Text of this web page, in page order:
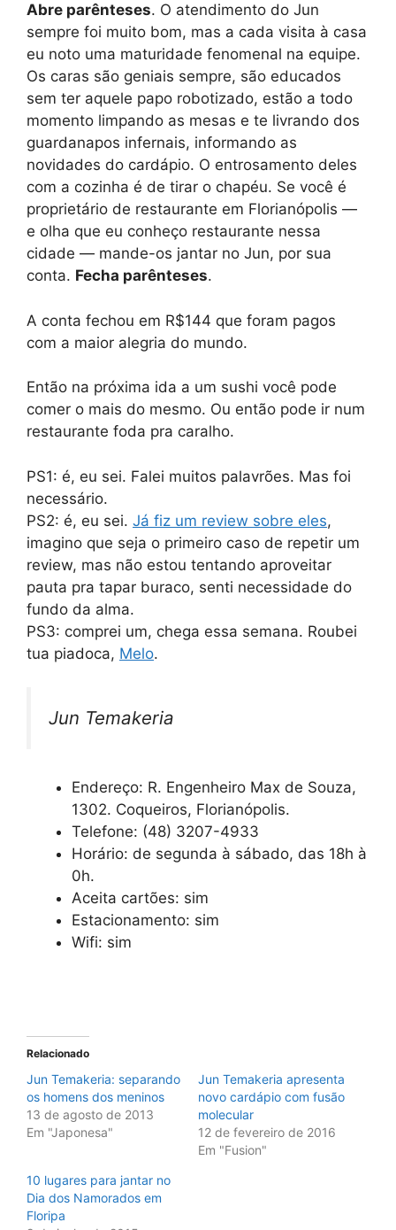
Abre parênteses. O atendimento do Jun
sempre foi muito bom, mas a cada visita à casa
eu noto uma maturidade fenomenal na equipe.
Os caras são geniais sempre, são educados
sem ter aquele papo robotizado, estão a todo
momento limpando as mesas e te livrando dos
guardanapos infernais, informando as
novidades do cardápio. O entrosamento deles
com a cozinha é de tirar o chapéu. Se você é
proprietário de restaurante em Florianópolis —
e olha que eu conheço restaurante nessa
cidade — mande-os jantar no Jun, por sua
conta. Fecha parênteses.
A conta fechou em R$144 que foram pagos
com a maior alegria do mundo.
Então na próxima ida a um sushi você pode
comer o mais do mesmo. Ou então pode ir num
restaurante foda pra caralho.
PS1: é, eu sei. Falei muitos palavrões. Mas foi
necessário.
PS2: é, eu sei. Já fiz um review sobre eles,
imagino que seja o primeiro caso de repetir um
review, mas não estou tentando aproveitar
pauta pra tapar buraco, senti necessidade do
fundo da alma.
PS3: comprei um, chega essa semana. Roubei
tua piadoca, Melo.
Jun Temakeria
Endereço: R. Engenheiro Max de Souza,
1302. Coqueiros, Florianópolis.
Telefone: (48) 3207-4933
Horário: de segunda à sábado, das 18h à
0h.
Aceita cartões: sim
Estacionamento: sim
Wifi: sim
Relacionado
Jun Temakeria: separando
os homens dos meninos
13 de agosto de 2013
Em "Japonesa"
Jun Temakeria apresenta
novo cardápio com fusão
molecular
12 de fevereiro de 2016
Em "Fusion"
10 lugares para jantar no
Dia dos Namorados em
Floripa